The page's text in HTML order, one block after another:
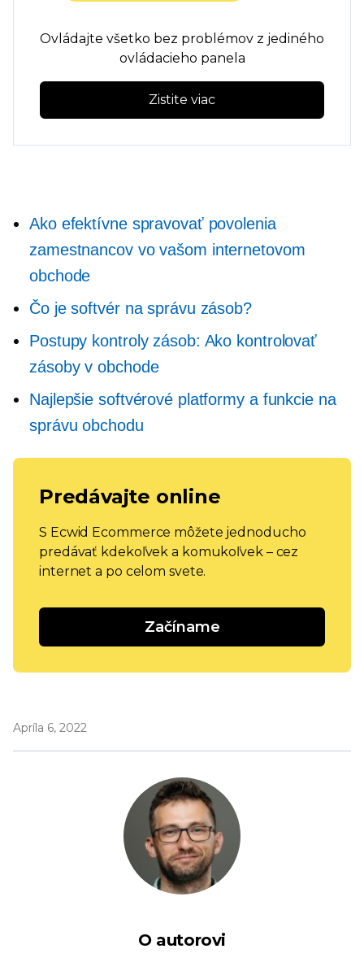
Ovládajte všetko bez problémov z jediného
ovládacieho panela
Zistite viac
Ako efektívne spravovať povolenia
zamestnancov vo vašom internetovom
obchode
Čo je softvér na správu zásob?
Postupy kontroly zásob: Ako kontrolovať
zásoby v obchode
Najlepšie softvérové ​​platformy a funkcie na
správu obchodu
Predávajte online
S Ecwid Ecommerce môžete jednoducho
predávať kdekoľvek a komukoľvek – cez
internet a po celom svete.
Začíname
Apríla 6, 2022
O autorovi